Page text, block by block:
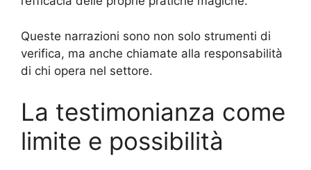
Queste narrazioni sono non solo strumenti di
verifica, ma anche chiamate alla responsabilità
di chi opera nel settore.
La testimonianza come
limite e possibilità